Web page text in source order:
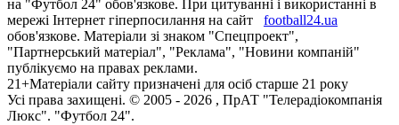
на "Футбол 24" обов'язкове. При цитуванні і використанні в
мережі Інтернет гіперпосилання на сайт
football24.ua
обов'язкове. Матеріали зі знаком "Спецпроект",
"Партнерський матеріал", "Реклама", "Новини компаній"
публікуємо на правах реклами.
21+Матеріали сайту призначені для осіб старше 21 року
Усi права захищенi. © 2005 - 2026 , ПрАТ "Телерадіокомпанія
Люкс". "Футбол 24".